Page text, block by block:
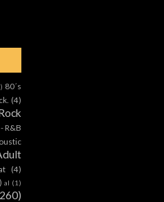
80´s
(4)
R&B
(4)
al (1)